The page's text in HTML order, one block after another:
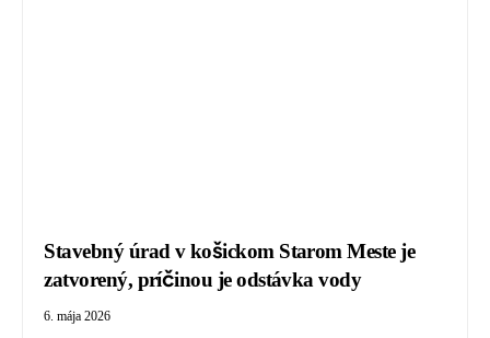
Stavebný úrad v košickom Starom Meste je
zatvorený, príčinou je odstávka vody
6. mája 2026